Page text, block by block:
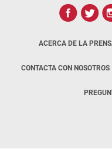
ACERCA DE LA
CONTACTA CON NOSOTROS